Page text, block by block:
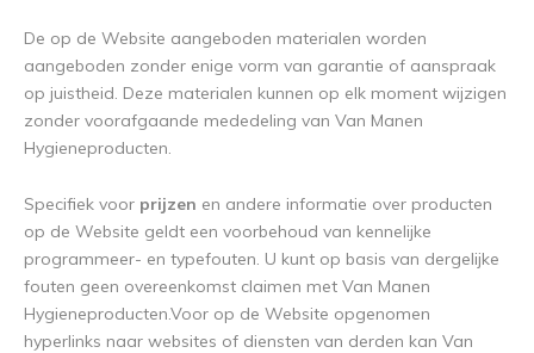
De op de Website aangeboden materialen worden
aangeboden zonder enige vorm van garantie of aanspraak
op juistheid. Deze materialen kunnen op elk moment wijzigen
zonder voorafgaande mededeling van Van Manen
Hygieneproducten.
Specifiek voor prijzen en andere informatie over producten
op de Website geldt een voorbehoud van kennelijke
programmeer- en typefouten. U kunt op basis van dergelijke
fouten geen overeenkomst claimen met Van Manen
Hygieneproducten.Voor op de Website opgenomen
hyperlinks naar websites of diensten van derden kan Van